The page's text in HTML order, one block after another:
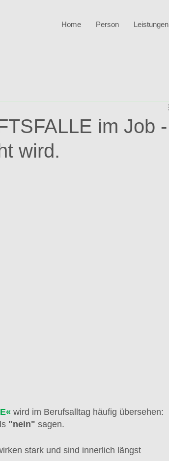
Home Person Leistungen
im Job -
wird.
wird im Berufsalltag häufig übersehen:
"nein" sagen.
stark und sind innerlich längst